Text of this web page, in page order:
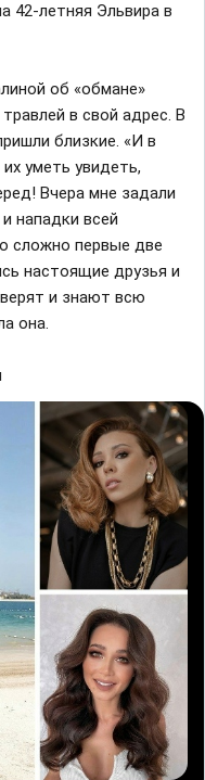
42-летняя Эльвира в
об «обмане»
в свой адрес. В
близкие. «И в
уметь увидеть,
Вчера мне задали
нападки всей
сложно первые две
настоящие друзья и
и знают всю
она.